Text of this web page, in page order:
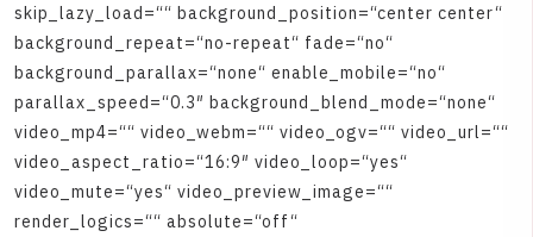
skip lazy load=““ background position=“center center“
background repeat=“no-repeat“ fade=“no“
background parallax=“none“ enable mobile=“no“
parallax speed=“0.3″ background blend mode=“none“
video mp4=““ video webm=““ video ogv=““ video url=““
video aspect ratio=“16:9″ video loop=“yes“
video mute=“yes“ video preview image=““
render logics=““ absolute=“off“